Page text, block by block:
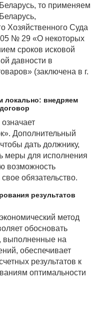
налогом
(расчете)
лиц (далее —
операций
площадок,
иных
по
налоговой
орган
следующего за
Справочно
доходы от
полученные
резидентами
проживающими на
более 183 дней
такими по
5 статьи 17 НК).
то применяем
Хозяйственного Суда
№ 29 «О некоторых
сроков исковой
давности в
(заключена в г.
локально: внедряем
Дополнительный
дать должнику,
меры для исполнения
возможность
обязательство.
результатов
метод
обосновать
выполненные на
обеспечивает
результатов к
оптимальности